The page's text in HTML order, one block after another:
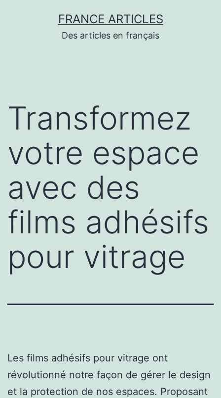
FRANCE ARTICLES
Des articles en français
Transformez
votre espace
avec des
films adhésifs
pour vitrage
Les films adhésifs pour vitrage ont
révolutionné notre façon de gérer le design
et la protection de nos espaces. Proposant